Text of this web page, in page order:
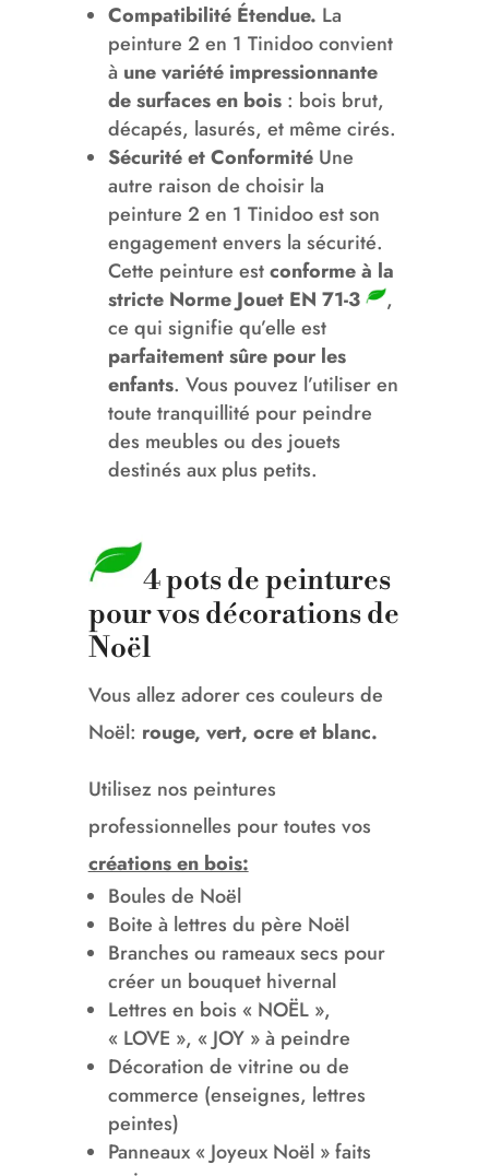
Compatibilité Étendue. La
peinture 2 en 1 Tinidoo convient
à une variété impressionnante
de surfaces en bois: bois brut,
décapés, lasurés, et même cirés.
Sécurité et ConformitéUne
autre raison de choisir la
peinture 2 en 1 Tinidoo est son
engagement envers la sécurité.
Cette peinture estconforme à la
stricte Norme Jouet EN 71-3
,
ce qui signifie qu’elle est
parfaitement sûre pour les
enfants. Vous pouvez l’utiliser en
toute tranquillité pour peindre
des meubles ou des jouets
destinés aux plus petits.
4 pots de peintures
pour vos décorations de
Noël
Vous allez adorer ces couleurs de
Noël: rouge, vert, ocre et blanc.
Utilisez nos peintures
professionnelles pour toutes vos
créations en bois:
Boules de Noël
Boite à lettres du père Noël
Branches ou rameaux secs pour
créer un bouquet hivernal
Lettres en bois « NOËL »,
« LOVE », « JOY » à peindre
Décoration de vitrine ou de
commerce (enseignes, lettres
peintes)
Panneaux « Joyeux Noël » faits